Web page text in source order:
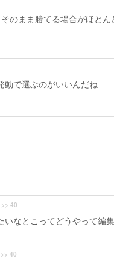
のまま勝てる場合がほと
動で選ぶのがいいんだね
>> 40
なとこってどうやって編
>> 40